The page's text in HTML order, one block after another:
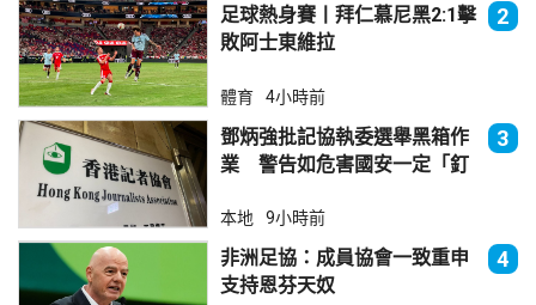
足球熱身賽丨拜仁慕尼黑2:1擊
敗阿士東維拉
2
體育 4小時前
鄧炳強批記協執委選舉黑箱作
業 警告如危害國安一定「釘
3
本地 9小時前
非洲足協：成員協會一致重申
支持恩芬天奴
4